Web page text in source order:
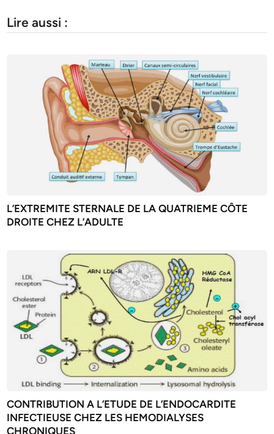
Lire aussi :
L’EXTREMITE STERNALE DE LA QUATRIEME CÔTE
DROITE CHEZ L’ADULTE
CONTRIBUTION A L’ETUDE DE L’ENDOCARDITE
INFECTIEUSE CHEZ LES HEMODIALYSES
CHRONIQUES